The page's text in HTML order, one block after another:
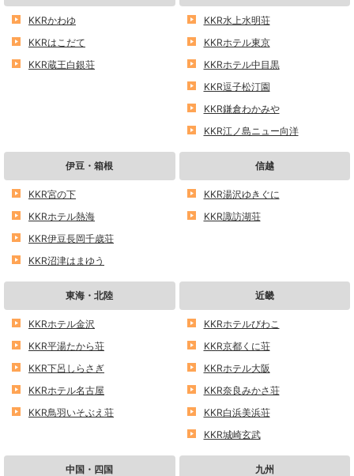
KKRかわゆ
KKRはこだて
KKR蔵王白銀荘
KKR水上水明荘
KKRホテル東京
KKRホテル中目黒
KKR逗子松汀園
KKR鎌倉わかみや
KKR江ノ島ニュー向洋
伊豆・箱根
KKR宮の下
KKRホテル熱海
KKR伊豆長岡千歳荘
KKR沼津はまゆう
信越
KKR湯沢ゆきぐに
KKR諏訪湖荘
東海・北陸
KKRホテル金沢
KKR平湯たから荘
KKR下呂しらさぎ
KKRホテル名古屋
KKR鳥羽いそぶえ荘
近畿
KKRホテルびわこ
KKR京都くに荘
KKRホテル大阪
KKR奈良みかさ荘
KKR白浜美浜荘
KKR城崎玄武
中国・四国 九州